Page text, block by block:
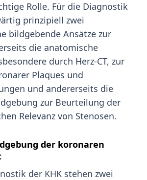
Rolle. Für die Diagnostik
prinzipiell zwei
bildgebende Ansätze zur
die anatomische
durch Herz-CT, zur
Plaques und
und andererseits die
zur Beurteilung der
Relevanz von Stenosen.
der koronaren
der KHK stehen zwei